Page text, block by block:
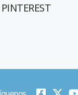
PINTEREST